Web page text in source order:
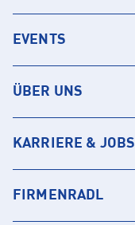
EVENTS
ÜBER UNS
KARRIERE & JOBS
FIRMENRADL